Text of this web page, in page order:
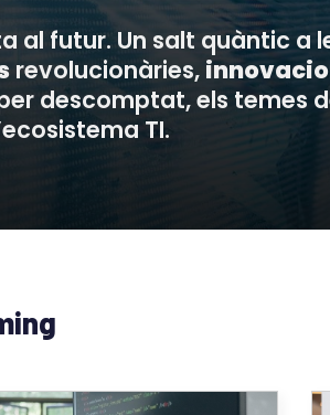
al futur. Un salt quàntic a
revolucionàries,
descomptat, els temes
TI.